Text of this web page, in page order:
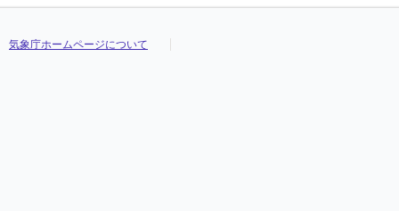
気象庁ホームページについて